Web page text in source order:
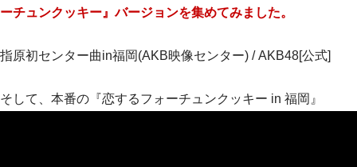
ーチュンクッキー』バージョンを集めてみました。
指原初センター曲in福岡(AKB映像センター) / AKB48[公式]
そして、本番の『恋するフォーチュンクッキー in 福岡』